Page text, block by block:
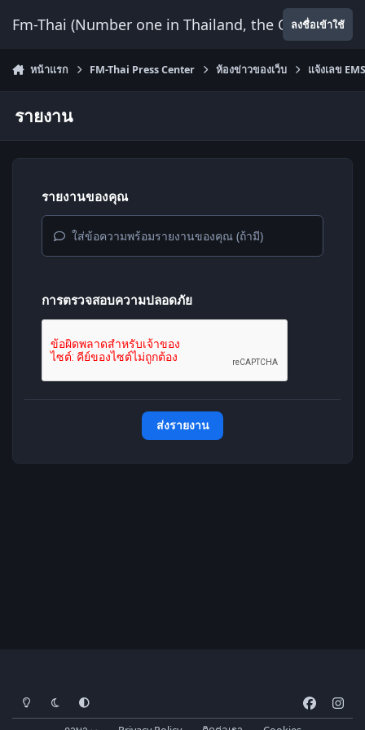
Fm-Thai (Number one in Thailand, the Onlyลงชื่อเข้าใช้
หน้าแรก FM-Thai Press Center ห้องข่าวของเว็บ แจ้งเลข
รายงาน
รายงานของคุณ
ใส่ข้อความพร้อมรายงานของคุณ (ถ้ามี)
การตรวจสอบความปลอดภัย
ส่งรายงาน
โหมดสว่างโหมดมืด การตั้งค่าระบบ
a
n